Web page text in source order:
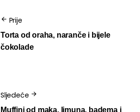
Prije
Torta od oraha, naranče i bijele
čokolade
Sljedeće
Muffini od maka, limuna, badema i